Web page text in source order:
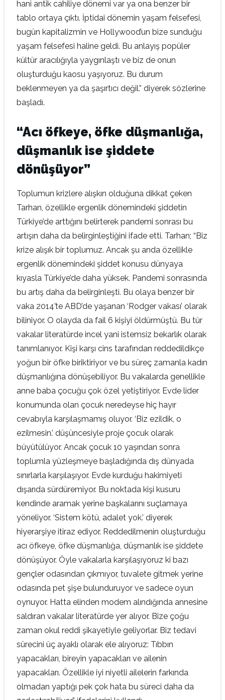
hani antik cahiliye dönemi var ya ona benzer bir
tablo ortaya çıktı. İptidai dönemin yaşam felsefesi,
bugün kapitalizmin ve Hollywood’un bize sunduğu
yaşam felsefesi haline geldi. Bu anlayış popüler
kültür aracılığıyla yaygınlaştı ve biz de onun
oluşturduğu kaosu yaşıyoruz. Bu durum
beklenmeyen ya da şaşırtıcı değil.” diyerek sözlerine
başladı.
“Acı öfkeye, öfke düşmanlığa,
düşmanlık ise şiddete
dönüşüyor”
Toplumun krizlere alışkın olduğuna dikkat çeken
Tarhan, özellikle ergenlik dönemindeki şiddetin
Türkiye’de arttığını belirterek pandemi sonrası bu
artışın daha da belirginleştiğini ifade etti. Tarhan; “Biz
krize alışık bir toplumuz. Ancak şu anda özellikle
ergenlik dönemindeki şiddet konusu dünyaya
kıyasla Türkiye’de daha yüksek. Pandemi sonrasında
bu artış daha da belirginleşti. Bu olaya benzer bir
vaka 2014’te ABD’de yaşanan ‘Rodger vakası’ olarak
biliniyor. O olayda da fail 6 kişiyi öldürmüştü. Bu tür
vakalar literatürde incel yani istemsiz bekarlık olarak
tanımlanıyor. Kişi karşı cins tarafından reddedildikçe
yoğun bir öfke biriktiriyor ve bu süreç zamanla kadın
düşmanlığına dönüşebiliyor. Bu vakalarda genellikle
anne baba çocuğu çok özel yetiştiriyor. Evde lider
konumunda olan çocuk neredeyse hiç hayır
cevabıyla karşılaşmamış oluyor. ‘Biz ezildik, o
ezilmesin.’ düşüncesiyle proje çocuk olarak
büyütülüyor. Ancak çocuk 10 yaşından sonra
toplumla yüzleşmeye başladığında dış dünyada
sınırlarla karşılaşıyor. Evde kurduğu hakimiyeti
dışarıda sürdüremiyor. Bu noktada kişi kusuru
kendinde aramak yerine başkalarını suçlamaya
yöneliyor. ‘Sistem kötü, adalet yok.’ diyerek
hiyerarşiye itiraz ediyor. Reddedilmenin oluşturduğu
acı öfkeye, öfke düşmanlığa, düşmanlık ise şiddete
dönüşüyor. Öyle vakalarla karşılaşıyoruz ki bazı
gençler odasından çıkmıyor, tuvalete gitmek yerine
odasında pet şişe bulunduruyor ve sadece oyun
oynuyor. Hatta elinden modem alındığında annesine
saldıran vakalar literatürde yer alıyor. Bize çoğu
zaman okul reddi şikayetiyle geliyorlar. Biz tedavi
sürecini üç ayaklı olarak ele alıyoruz: Tıbbın
yapacakları, bireyin yapacakları ve ailenin
yapacakları. Özellikle iyi niyetli ailelerin farkında
olmadan yaptığı pek çok hata bu süreci daha da